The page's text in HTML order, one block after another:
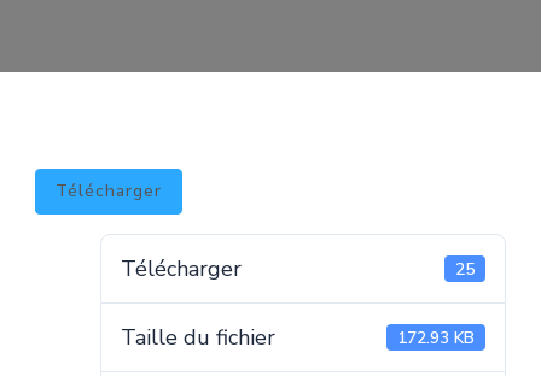
Télécharger
Télécharger 25
Taille du fichier 172.93 KB